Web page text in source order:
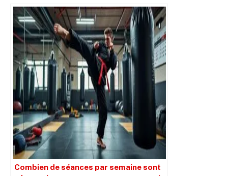
performance en sport de combat
Combien de séances par semaine sont